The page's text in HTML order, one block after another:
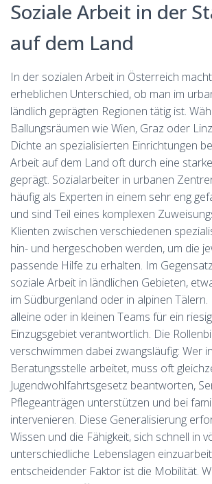
Soziale Arbeit in der
auf dem Land
In der sozialen Arbeit in Österreich
erheblichen Unterschied, ob man im
ländlich geprägten Regionen tätig ist.
Ballungsräumen wie Wien, Graz oder
Dichte an spezialisierten Einrichtungen
Arbeit auf dem Land oft durch eine
geprägt. Sozialarbeiter in urbanen
häufig als Experten in einem sehr eng
und sind Teil eines komplexen
Klienten zwischen verschiedenen
hin- und hergeschoben werden, um die
passende Hilfe zu erhalten. Im
soziale Arbeit in ländlichen Gebieten,
im Südburgenland oder in alpinen
alleine oder in kleinen Teams für ein
Einzugsgebiet verantwortlich. Die
verschwimmen dabei zwangsläufig: Wer
Beratungsstelle arbeitet, muss oft
Jugendwohlfahrtsgesetz beantworten,
Pflegeanträgen unterstützen und bei
intervenieren. Diese Generalisierung
Wissen und die Fähigkeit, sich schnell in
unterschiedliche Lebenslagen
entscheidender Faktor ist die Mobilität.